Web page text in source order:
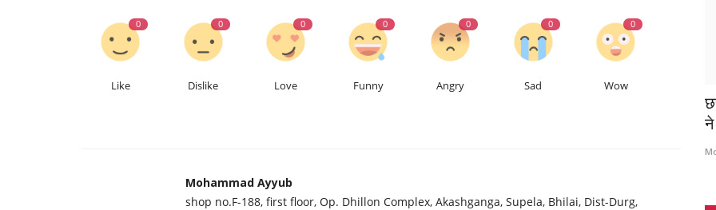
0
Like
0
Dislike
0
Love
0
Funny
0
Angry
0
Sad
0
Wow
Mohammad Ayyub
shop no.F-188, first floor, Op. Dhillon Complex, Akashganga, Supela, Bhilai, Dist-Durg,